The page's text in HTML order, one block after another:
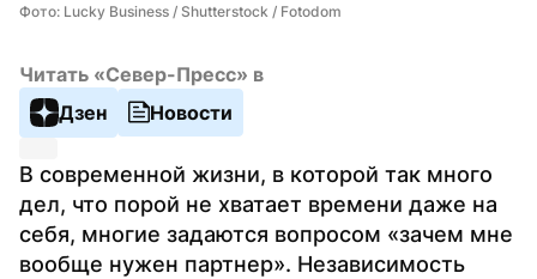
Фото: Lucky Business / Shutterstock / Fotodom
Читать «Север-Пресс» в
Дзен
Новости
В современной жизни, в которой так много
дел, что порой не хватает времени даже на
себя, многие задаются вопросом «зачем мне
вообще нужен партнер». Независимость